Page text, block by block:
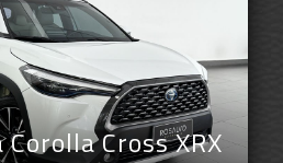
Corolla Cross XRX